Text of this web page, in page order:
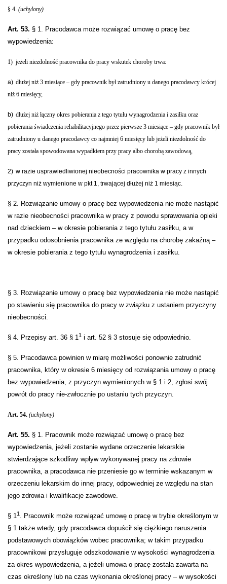
§ 4. (uchylony)
Art. 53. § 1. Pracodawca może rozwiązać umowę o pracę bez
wypowiedzenia:
1) jeżeli niezdolność pracownika do pracy wskutek choroby trwa:
a)dłużej niż 3 miesiące – gdy pracownik był zatrudniony u danego pracodawcy krócej
niż 6 miesięcy,
b) dłużej niż łączny okres pobierania z tego tytułu wynagrodzenia i zasiłku oraz
pobierania świadczenia rehabilitacyjnego przez pierwsze 3 miesiące – gdy pracownik był
zatrudniony u danego pracodawcy co najmniej 6 miesięcy lub jeżeli niezdolność do
pracy została spowodowana wypadkiem przy pracy albo chorobą zawodową,
2)w razie usprawiedliwionej nieobecności pracownika w pracy z innych
przyczyn niż wymienione w pkt 1, trwającej dłużej niż 1 miesiąc.
§ 2. Rozwiązanie umowy o pracę bez wypowiedzenia nie może nastąpić
w razie nieobecności pracownika w pracy z powodu sprawowania opieki
nad dzieckiem – w okresie pobierania z tego tytułu zasiłku, a w
przypadku odosobnienia pracownika ze względu na chorobę zakaźną –
w okresie pobierania z tego tytułu wynagrodzenia i zasiłku.
§ 3. Rozwiązanie umowy o pracę bez wypowiedzenia nie może nastąpić
po stawieniu się pracownika do pracy w związku z ustaniem przyczyny
nieobecności.
§ 4. Przepisy art. 36 § 1 1 i art. 52 § 3 stosuje się odpowiednio.
§ 5. Pracodawca powinien w miarę możliwości ponownie zatrudnić
pracownika, który w okresie 6 miesięcy od rozwiązania umowy o pracę
bez wypowiedzenia, z przyczyn wymienionych w § 1 i 2, zgłosi swój
powrót do pracy nie-zwłocznie po ustaniu tych przyczyn.
Art. 54. (uchylony)
Art. 55. § 1. Pracownik może rozwiązać umowę o pracę bez
wypowiedzenia, jeżeli zostanie wydane orzeczenie lekarskie
stwierdzające szkodliwy wpływ wykonywanej pracy na zdrowie
pracownika, a pracodawca nie przeniesie go w terminie wskazanym w
orzeczeniu lekarskim do innej pracy, odpowiedniej ze względu na stan
jego zdrowia i kwalifikacje zawodowe.
§ 11 . Pracownik może rozwiązać umowę o pracę w trybie określonym w
§ 1 także wtedy, gdy pracodawca dopuścił się ciężkiego naruszenia
podstawowych obowiązków wobec pracownika; w takim przypadku
pracownikowi przysługuje odszkodowanie w wysokości wynagrodzenia
za okres wypowiedzenia, a jeżeli umowa o pracę została zawarta na
czas określony lub na czas wykonania określonej pracy – w wysokości